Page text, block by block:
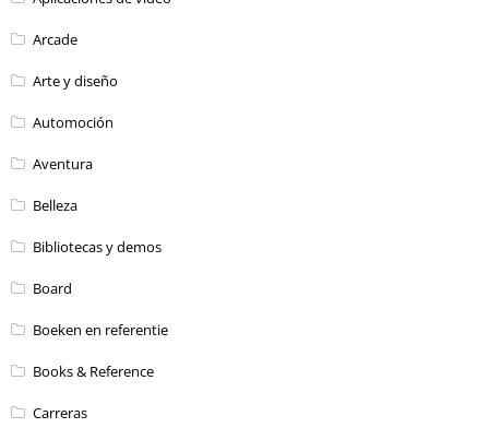
Arcade
Arte y diseño
Automoción
Aventura
Belleza
Bibliotecas y demos
Board
Boeken en referentie
Books & Reference
Carreras